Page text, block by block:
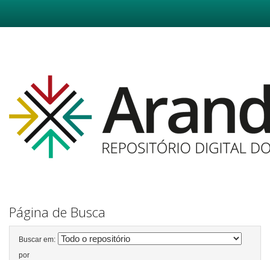
Página de Busca
Buscar em:
por